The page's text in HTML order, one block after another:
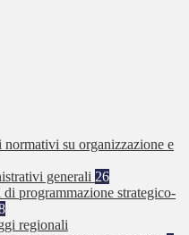
su organizzazione e
generali 26
programmazione strategico-
regionali